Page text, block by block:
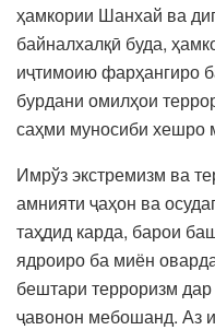
ҳамкории Шанхай ва
байналхалқӣ буда,
иҷтимоию фарҳангиро
бурдани омилҳои
саҳми муносиби хешро
Имрўз экстремизм ва
амнияти ҷаҳон ва
таҳдид карда, барои
ядроиро ба миён
бештари терроризм
ҷавонон мебошанд. Аз